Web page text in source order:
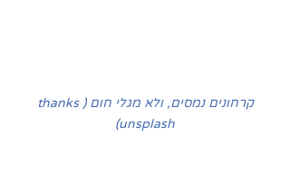
קרחונים נמסים, ולא מגלי חום (thanks
unsplash)